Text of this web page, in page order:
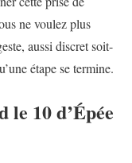
ne voulez plus
aussi discret soit-
étape se termine.
le 10 d’Épée